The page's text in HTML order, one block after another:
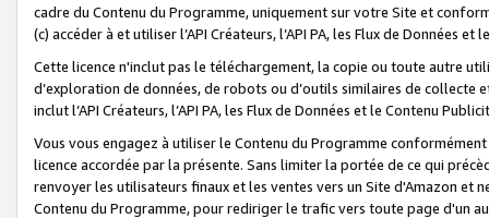
cadre du Contenu du Programme, uniquement sur votre Site et
(c) accéder à et utiliser l’API Créateurs, l’API PA, les Flux de Données
Cette licence n'inclut pas le téléchargement, la copie ou toute autre
d’exploration de données, de robots ou d’outils similaires de
inclut l’API Créateurs, l’API PA, les Flux de Données et le Contenu
Vous vous engagez à utiliser le Contenu du Programme
licence accordée par la présente. Sans limiter la portée de ce qui
renvoyer les utilisateurs finaux et les ventes vers un Site d'Amazon et
Contenu du Programme, pour rediriger le trafic vers toute page d'un